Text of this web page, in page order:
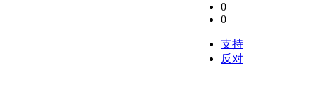
0
0
支持
反对